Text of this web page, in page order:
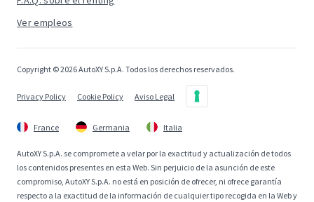
Ver empleos
Copyright © 2026 AutoXY S.p.A. Todos los derechos reservados.
Privacy Policy Cookie Policy Aviso Legal
France Germania Italia
AutoXY S.p.A. se compromete a velar por la exactitud y actualización de todos
los contenidos presentes en esta Web. Sin perjuicio de la asunción de este
compromiso, AutoXY S.p.A. no está en posición de ofrecer, ni ofrece garantía
respecto a la exactitud de la información de cualquier tipo recogida en la Web y